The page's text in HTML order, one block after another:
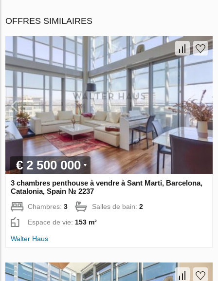
OFFRES SIMILAIRES
€ 2 500 000
3 chambres penthouse à vendre à Sant Marti, Barcelona,
Catalonia, Spain № 2237
Chambres:3 Salles de bain:2
Espace de vie:153 m²
Walter Haus